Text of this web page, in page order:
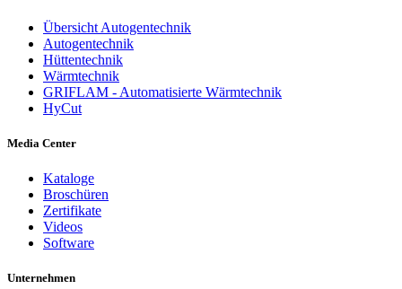
Übersicht Autogentechnik
Autogentechnik
Hüttentechnik
Wärmtechnik
GRIFLAM - Automatisierte Wärmtechnik
HyCut
Media Center
Kataloge
Broschüren
Zertifikate
Videos
Software
Unternehmen